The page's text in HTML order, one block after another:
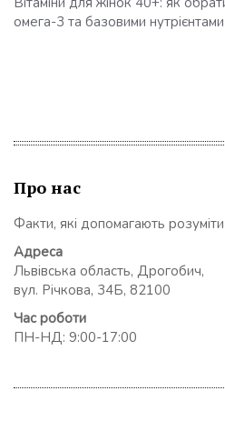
омега-3 та базовими нутрієнтами
Про нас
Факти, які допомагають розуміти
Адреса
Львівська область, Дрогобич,
вул. Річкова, 34Б, 82100
Час роботи
ПН-НД: 9:00-17:00